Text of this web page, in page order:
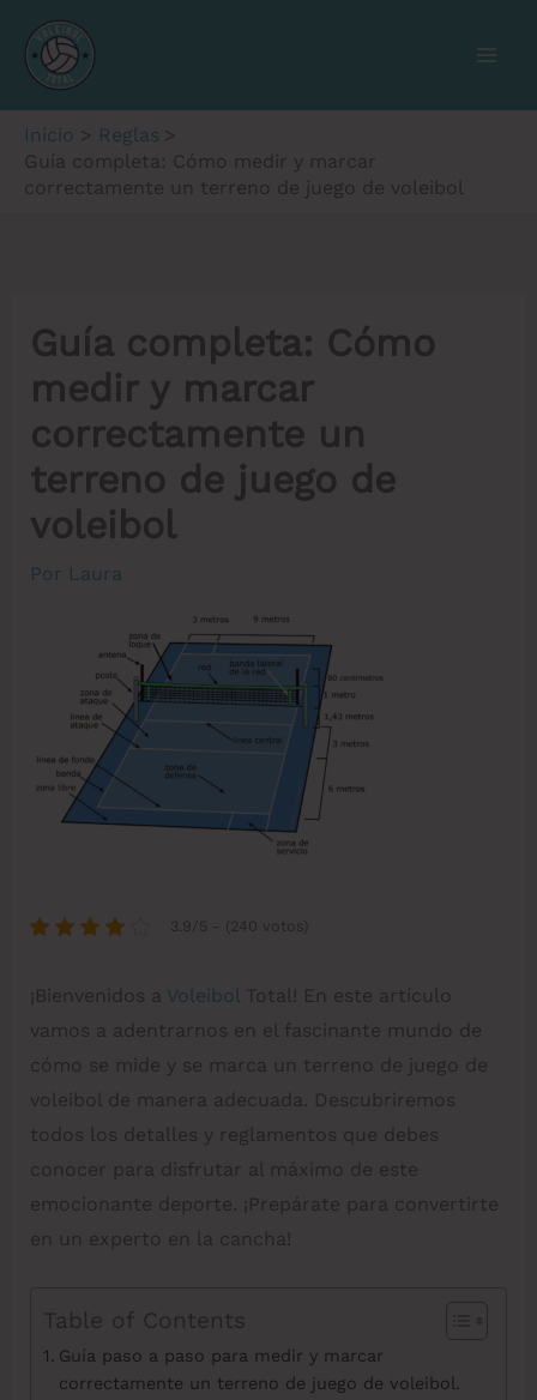
contenido
Inicio
Reglas
Guía completa: Cómo medir y marcar
correctamente un terreno de juego de voleibol
Guía completa: Cómo
medir y marcar
correctamente un
terreno de juego de
voleibol
Por Laura
3.9/5 - (240 votos)
¡Bienvenidos a VoleibolTotal! En este artículo
vamos a adentrarnos en el fascinante mundo de
cómo se mide y se marca un terreno de juego de
voleibol de manera adecuada. Descubriremos
todos los detalles y reglamentos que debes
conocer para disfrutar al máximo de este
emocionante deporte. ¡Prepárate para convertirte
en un experto en la cancha!
Table of Contents
Guía paso a paso para medir y marcar
correctamente un terreno de juego de voleibol.